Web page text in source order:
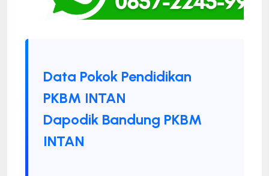
Data Pokok Pendidikan
PKBM INTAN
Dapodik Bandung PKBM
INTAN